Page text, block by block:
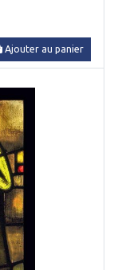
Ajouter au panier